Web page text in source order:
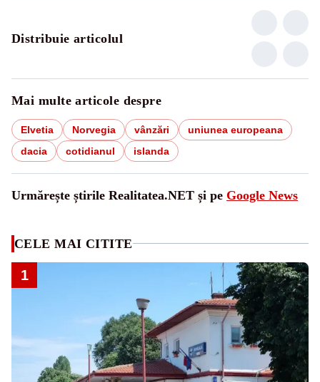
Distribuie articolul
Mai multe articole despre
Elvetia Norvegia vânzări
uniunea europeana
dacia
cotidianul islanda
Urmărește știrile Realitatea.NET și pe Google News
CELE MAI CITITE
1